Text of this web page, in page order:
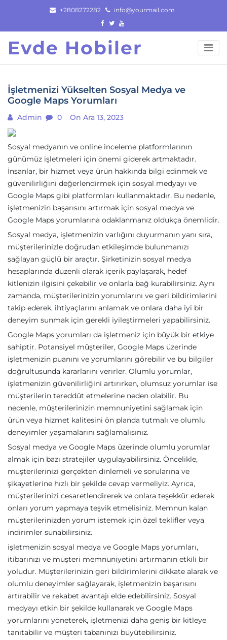
content
+2808272282 info@yourmail.com
Evde Hobiler
İşletmenizi Yükselten Sosyal Medya ve
Google Maps Yorumları
Admin 0 On Ara 13, 2023
Sosyal medyanın ve online inceleme platformlarının
günümüz işletmeleri için önemi giderek artmaktadır.
İnsanlar, bir hizmet veya ürün hakkında bilgi edinmek ve
güvenilirliğini değerlendirmek için sosyal medyayı ve
Google Maps gibi platformları kullanmaktadır. Bu nedenle,
işletmenizin başarısını artırmak için sosyal medya ve
Google Maps yorumlarına odaklanmanız oldukça önemlidir.
Sosyal medya, işletmenizin varlığını duyurmanın yanı sıra,
müşterilerinizle doğrudan etkileşimde bulunmanızı
sağlayan güçlü bir araçtır. Şirketinizin sosyal medya
hesaplarında düzenli olarak içerik paylaşarak, hedef
kitlenizin ilgisini çekebilir ve onlarla bağ kurabilirsiniz. Aynı
zamanda, müşterilerinizin yorumlarını ve geri bildirimlerini
takip ederek, ihtiyaçlarını anlamak ve onlara daha iyi bir
deneyim sunmak için gerekli iyileştirmeleri yapabilirsiniz.
Google Maps yorumları da işletmeniz için büyük bir etkiye
sahiptir. Potansiyel müşteriler, Google Maps üzerinde
işletmenizin puanını ve yorumlarını görebilir ve bu bilgiler
doğrultusunda kararlarını verirler. Olumlu yorumlar,
işletmenizin güvenilirliğini artırırken, olumsuz yorumlar ise
müşterilerin tereddüt etmelerine neden olabilir. Bu
nedenle, müşterilerinizin memnuniyetini sağlamak için
ürün veya hizmet kalitesini ön planda tutmalı ve olumlu
deneyimler yaşamalarını sağlamalısınız.
Sosyal medya ve Google Maps üzerinde olumlu yorumlar
almak için bazı stratejiler uygulayabilirsiniz. Öncelikle,
müşterilerinizi gerçekten dinlemeli ve sorularına ve
şikayetlerine hızlı bir şekilde cevap vermeliyiz. Ayrıca,
müşterilerinizi cesaretlendirerek ve onlara teşekkür ederek
onları yorum yapmaya teşvik etmelisiniz. Memnun kalan
müşterilerinizden yorum istemek için özel teklifler veya
indirimler sunabilirsiniz.
işletmenizin sosyal medya ve Google Maps yorumları,
itibarınızı ve müşteri memnuniyetini artırmanın etkili bir
yoludur. Müşterilerinizin geri bildirimlerini dikkate alarak ve
olumlu deneyimler sağlayarak, işletmenizin başarısını
artırabilir ve rekabet avantajı elde edebilirsiniz. Sosyal
medyayı etkin bir şekilde kullanarak ve Google Maps
yorumlarını yöneterek, işletmenizi daha geniş bir kitleye
tanıtabilir ve müşteri tabanınızı büyütebilirsiniz.